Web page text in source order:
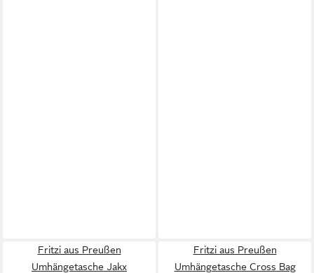
Fritzi aus Preußen
Umhängetasche Jakx
Fritzi aus Preußen
Umhängetasche Cross Bag